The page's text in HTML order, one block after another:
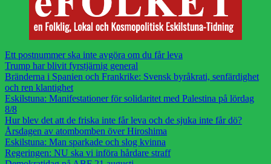
Ett postnummer ska inte avgöra om du får leva
Trump har blivit fyrstjärnig general
Bränderna i Spanien och Frankrike: Svensk byråkrati, senfärdighet
och ren klantighet
Eskilstuna: Manifestationer för solidaritet med Palestina på lördag
8/8
Hur blev det att de friska inte får leva och de sjuka inte får dö?
Årsdagen av atombomben över Hiroshima
Eskilstuna: Man sparkade och slog kvinna
Regeringen: NU ska vi införa hårdare straff